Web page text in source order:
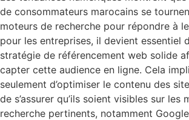
de consommateurs marocains se
moteurs de recherche pour répondre à
pour les entreprises, il devient essentiel
stratégie de référencement web solide
capter cette audience en ligne. Cela
seulement d’optimiser le contenu des
de s’assurer qu’ils soient visibles sur les
recherche pertinents, notamment